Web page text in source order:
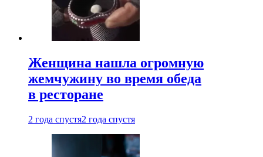
Женщина нашла огромную
жемчужину во время обеда
в ресторане
2 года спустя2 года спустя